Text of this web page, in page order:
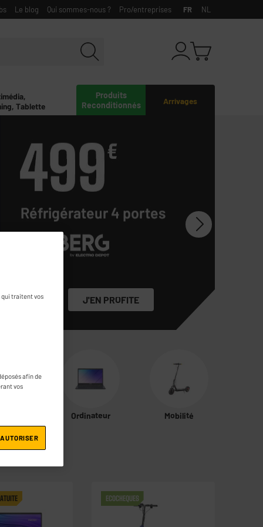
Le blog Qui sommes-nous ? Pro/entreprises FR NL
Arrivages
Produits
Reconditionnés
Tablette
J'EN PROFITE
Ordinateur Mobilité
ECOCHEQUES
qui traitent vos
afin de
vos